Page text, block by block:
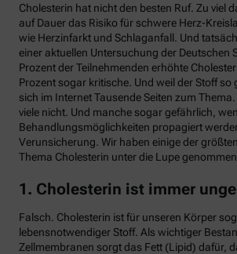
Cholesterin hat nicht den besten Ruf. Zu viel
auf Dauer das Risiko für schwere Herz-
wie Herzinfarkt und Schlaganfall. Und
einer aktuellen Untersuchung der Deutschen
Prozent der Teilnehmenden erhöhte
Prozent sogar kritische. Und weil der Stoff so
sich im Internet Tausende Seiten zum Thema.
viele nicht. Und manche sogar gefährlich,
Behandlungsmöglichkeiten propagiert
Verunsicherung. Wir haben einige der
Thema Cholesterin unter die Lupe genommen.
1. Cholesterin ist immer
Falsch. Cholesterin ist für unseren Körper
lebensnotwendiger Stoff. Als wichtiger
Zellmembranen sorgt das Fett (Lipid) dafür,